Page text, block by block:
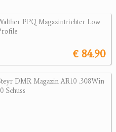
PPQ Magazintrichter Low
€ 84.90
DMR Magazin AR10 .308Win
Schuss